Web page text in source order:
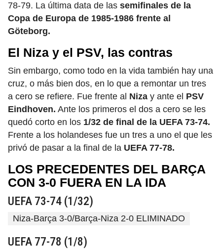
78-79. La última data de las semifinales de la
Copa de Europa de 1985-1986 frente al
Göteborg.
El Niza y el PSV, las contras
Sin embargo, como todo en la vida también hay una
cruz, o más bien dos, en lo que a remontar un tres
a cero se refiere. Fue frente al Niza y ante el PSV
Eindhoven. Ante los primeros el dos a cero se les
quedó corto en los 1/32 de final de la UEFA 73-74.
Frente a los holandeses fue un tres a uno el que les
privó de pasar a la final de la UEFA 77-78.
LOS PRECEDENTES DEL BARÇA
CON 3-0 FUERA EN LA IDA
UEFA 73-74 (1/32)
Niza-Barça 3-0/Barça-Niza 2-0 ELIMINADO
UEFA 77-78 (1/8)